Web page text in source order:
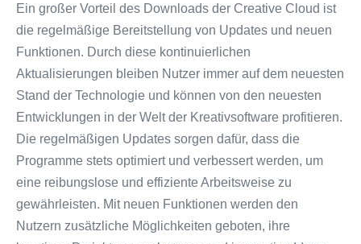
Ein großer Vorteil des Downloads der Creative Cloud ist
die regelmäßige Bereitstellung von Updates und neuen
Funktionen. Durch diese kontinuierlichen
Aktualisierungen bleiben Nutzer immer auf dem neuesten
Stand der Technologie und können von den neuesten
Entwicklungen in der Welt der Kreativsoftware profitieren.
Die regelmäßigen Updates sorgen dafür, dass die
Programme stets optimiert und verbessert werden, um
eine reibungslose und effiziente Arbeitsweise zu
gewährleisten. Mit neuen Funktionen werden den
Nutzern zusätzliche Möglichkeiten geboten, ihre